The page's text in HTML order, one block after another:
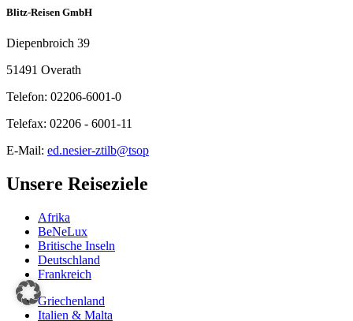
Blitz-Reisen GmbH
Diepenbroich 39
51491 Overath
Telefon: 02206-6001-0
Telefax: 02206 - 6001-11
E-Mail: ed.nesier-ztilb@tsop
Unsere Reiseziele
Afrika
BeNeLux
Britische Inseln
Deutschland
Frankreich
Griechenland
Italien & Malta